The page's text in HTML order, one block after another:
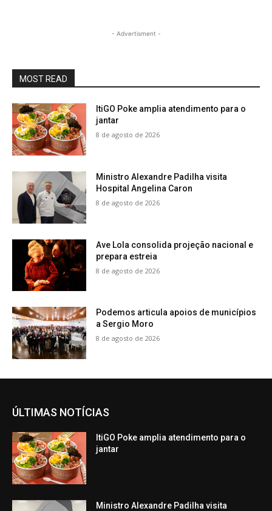
- Advertisment -
MOST READ
ItiGO Poke amplia atendimento para o
jantar
8 de agosto de 2026
Ministro Alexandre Padilha visita
Hospital Angelina Caron
8 de agosto de 2026
Ave Lola consolida projeção nacional e
prepara estreia
8 de agosto de 2026
Podemos articula apoios de municípios
a Sergio Moro
8 de agosto de 2026
ÚLTIMAS NOTÍCIAS
ItiGO Poke amplia atendimento para o
jantar
Ministro Alexandre Padilha visita